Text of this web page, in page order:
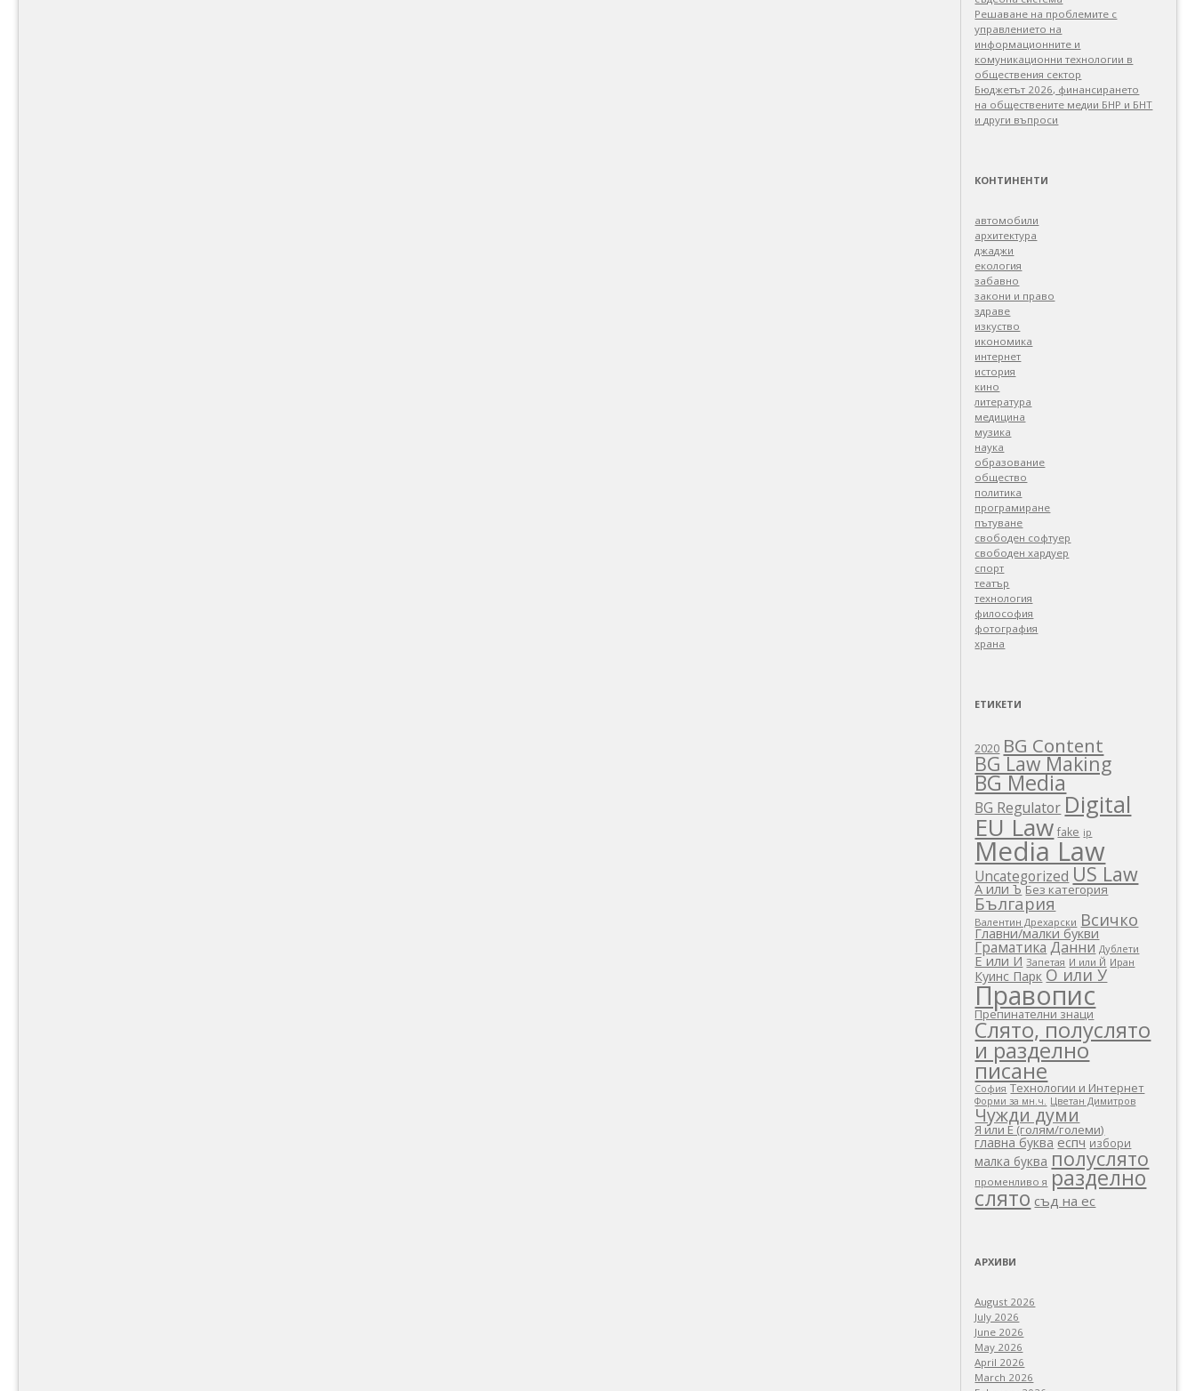
Решаване на проблемите с
управлението на
информационните и
комуникационни технологии в
обществения сектор
Бюджетът 2026, финансирането
на обществените медии БНР и БНТ
и други въпроси
КОНТИНЕНТИ
автомобили
архитектура
джаджи
екология
забавно
закони и право
здраве
изкуство
икономика
интернет
история
кино
литература
медицина
музика
наука
образование
общество
политика
програмиране
пътуване
свободен софтуер
свободен хардуер
спорт
театър
технология
философия
фотография
храна
ЕТИКЕТИ
2020 BG Content
BG Law Making
BG Media
BG Regulator Digital
EU Law fake ip
Media Law
Uncategorized US Law
А или Ъ Без категория
България
Валентин Дрехарски Всичко
Главни/малки букви
Граматика Данни Дублети
Е или И Запетая И или Й Иран
Куинс Парк О или У
Правопис
Препинателни знаци
Слято, полуслято
и разделно
писане
София Технологии и Интернет
Форми за мн.ч. Цветан Димитров
Чужди думи
Я или Е (голям/големи)
главна буква еспч избори
малка буква полуслято
променливо я разделно
слято съд на ес
АРХИВИ
August 2026
July 2026
June 2026
May 2026
April 2026
March 2026